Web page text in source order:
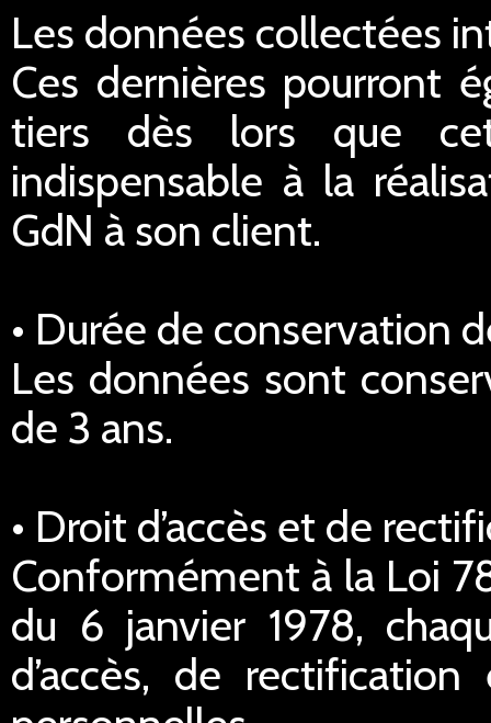
Les données collectées
Ces dernières pourront
tiers dès lors que
indispensable à la
GdN à son client.
• Durée de conservation
Les données sont
de 3 ans.
• Droit d’accès et de
Conformément à la Loi
du 6 janvier 1978,
d’accès, de